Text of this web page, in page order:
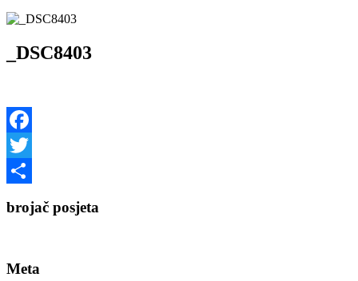
_DSC8403
Facebook
Twitter
brojač posjeta
Meta